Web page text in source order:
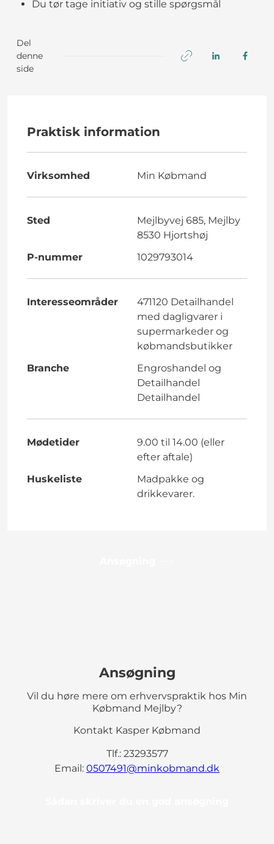
Du tør tage initiativ og stille spørgsmål
Del
denne
side
Praktisk information
Virksomhed Min Købmand
Sted
Mejlbyvej 685, Mejlby
8530 Hjortshøj
P-nummer
1029793014
Interesseområder
471120 Detailhandel
med dagligvarer i
supermarkeder og
købmandsbutikker
Branche
Engroshandel og
Detailhandel
Detailhandel
Mødetider
9.00 til 14.00 (eller
efter aftale)
Huskeliste
Madpakke og
drikkevarer.
Ansøgning
Vil du høre mere om erhvervspraktik hos Min
Købmand Mejlby?
Kontakt Kasper Købmand
Tlf.: 23293577
Email: 0507491@minkobmand.dk